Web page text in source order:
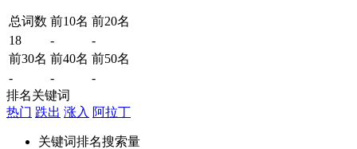
总词数 前10名 前20名
18
-
-
前30名 前40名 前50名
-
-
-
排名关键词
热门 跌出 涨入 阿拉丁
关键词排名搜索量